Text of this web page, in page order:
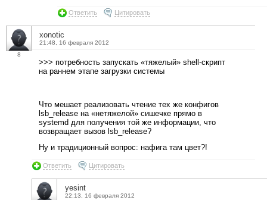
Ответить Цитировать
8
xonotic
21:48, 16 февраля 2012
>>> потребность запускать «тяжелый» shell-скрипт
на раннем этапе загрузки системы
Что мешает реализовать чтение тех же конфигов
lsb_release на «нетяжелой» сишечке прямо в
systemd для получения той же информации, что
возвращает вызов lsb_release?
Ну и традиционный вопрос: нафига там цвет?!
Ответить Цитировать
yesint
22:13, 16 февраля 2012